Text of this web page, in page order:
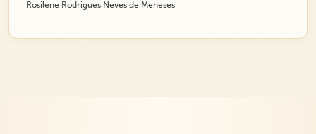
Rosilene Rodrigues Neves de Meneses